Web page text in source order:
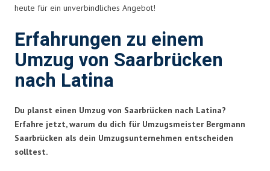
heute für ein unverbindliches Angebot!
Erfahrungen zu einem
Umzug von Saarbrücken
nach Latina
Du planst einen Umzug von Saarbrücken nach Latina?
Erfahre jetzt, warum du dich für Umzugsmeister Bergmann
Saarbrücken als dein Umzugsunternehmen entscheiden
solltest.